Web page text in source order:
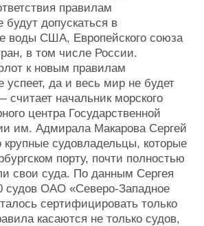
Доска объявлений
Продажа флота
Оборудование
Изделия
Материалы
Услуги
Флот
Галерея флота
Форум
Отзывы
правилам
будут допускаться в
воды США, Европейского союза
в том числе России.
к новым правилам
успеет, да и весь мир не будет
считает начальник морского
центра Государственной
им. Адмирала Макарова Сергей
судовладельцы, которые
порту, почти полностью
свои суда. По данным Сергея
судов ОАО «Северо-Западное
сертифицировать только
касаются не только судов,